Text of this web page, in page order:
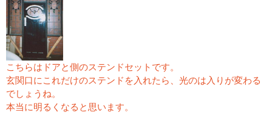
こちらはドアと側のステンドセットです。
玄関口にこれだけのステンドを入れたら、光のは入りが変わる
でしょうね。
本当に明るくなると思います。